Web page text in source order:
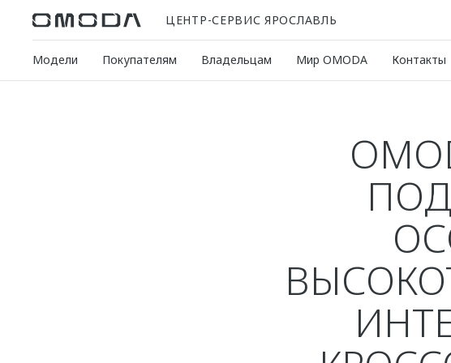
ЦЕНТР-СЕРВИС ЯРОСЛАВЛЬ
Модели Покупателям Владельцам Мир OMODA Контакты